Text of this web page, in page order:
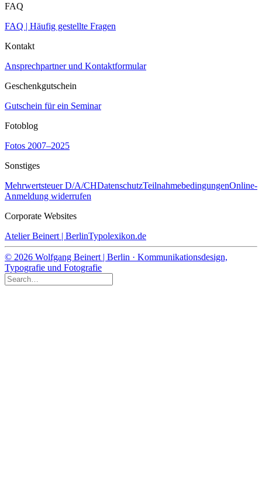
FAQ
FAQ | Häufig gestellte Fragen
Kontakt
Ansprechpartner und Kontaktformular
Geschenkgutschein
Gutschein für ein Seminar
Fotoblog
Fotos 2007–2025
Sonstiges
Mehrwertsteuer D/A/CHDatenschutzTeilnahmebedingungenOnline-
Anmeldung widerrufen
Corporate Websites
Atelier Beinert | BerlinTypolexikon.de
© 2026 Wolfgang Beinert | Berlin · Kommunikationsdesign,
Typografie und Fotografie